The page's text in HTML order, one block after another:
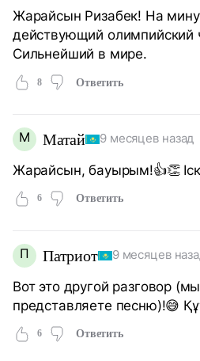
Жарайсын Ризабек! На
действующий олимпийский
Сильнейший в мире.
8 Ответить
М Матай 9 месяцев назад
Жарайсын, бауырым!👍👏
6 Ответить
П Патриот 9 месяцев
Вот это другой разговор
представляете песню)!😅
6 Ответить